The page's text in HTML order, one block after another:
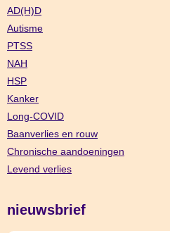
AD(H)D
Autisme
PTSS
NAH
HSP
Kanker
Long-COVID
Baanverlies en rouw
Chronische aandoeningen
Levend verlies
nieuwsbrief